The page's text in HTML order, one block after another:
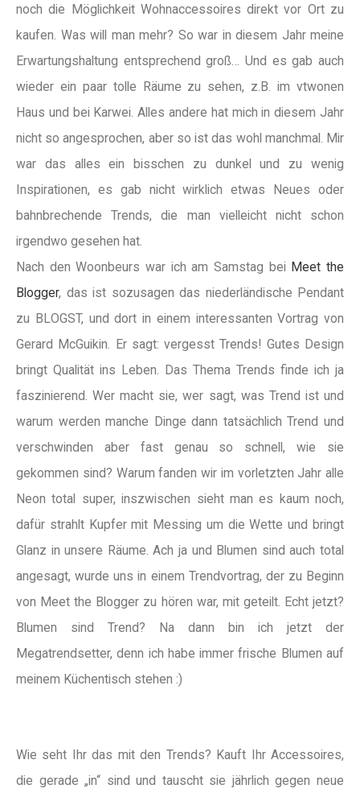
noch die Möglichkeit Wohnaccessoires direkt vor Ort zu
kaufen. Was will man mehr? So war in diesem Jahr meine
Erwartungshaltung entsprechend groß… Und es gab auch
wieder ein paar tolle Räume zu sehen, z.B. im vtwonen
Haus und bei Karwei. Alles andere hat mich in diesem Jahr
nicht so angesprochen, aber so ist das wohl manchmal. Mir
war das alles ein bisschen zu dunkel und zu wenig
Inspirationen, es gab nicht wirklich etwas Neues oder
bahnbrechende Trends, die man vielleicht nicht schon
irgendwo gesehen hat.
Nach den Woonbeurs war ich am Samstag bei Meet the
Blogger, das ist sozusagen das niederländische Pendant
zu BLOGST, und dort in einem interessanten Vortrag von
Gerard McGuikin. Er sagt: vergesst Trends! Gutes Design
bringt Qualität ins Leben. Das Thema Trends finde ich ja
faszinierend. Wer macht sie, wer sagt, was Trend ist und
warum werden manche Dinge dann tatsächlich Trend und
verschwinden aber fast genau so schnell, wie sie
gekommen sind? Warum fanden wir im vorletzten Jahr alle
Neon total super, inszwischen sieht man es kaum noch,
dafür strahlt Kupfer mit Messing um die Wette und bringt
Glanz in unsere Räume. Ach ja und Blumen sind auch total
angesagt, wurde uns in einem Trendvortrag, der zu Beginn
von Meet the Blogger zu hören war, mit geteilt. Echt jetzt?
Blumen sind Trend? Na dann bin ich jetzt der
Megatrendsetter, denn ich habe immer frische Blumen auf
meinem Küchentisch stehen :)
Wie seht Ihr das mit den Trends? Kauft Ihr Accessoires,
die gerade „in“ sind und tauscht sie jährlich gegen neue